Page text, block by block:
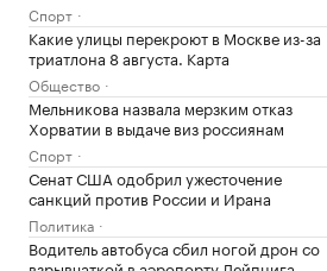
Спорт
Какие улицы перекроют в Москве из-за
триатлона 8 августа. Карта
Общество
Мельникова назвала мерзким отказ
Хорватии в выдаче виз россиянам
Спорт
Сенат США одобрил ужесточение
санкций против России и Ирана
Политика
Водитель автобуса сбил ногой дрон со